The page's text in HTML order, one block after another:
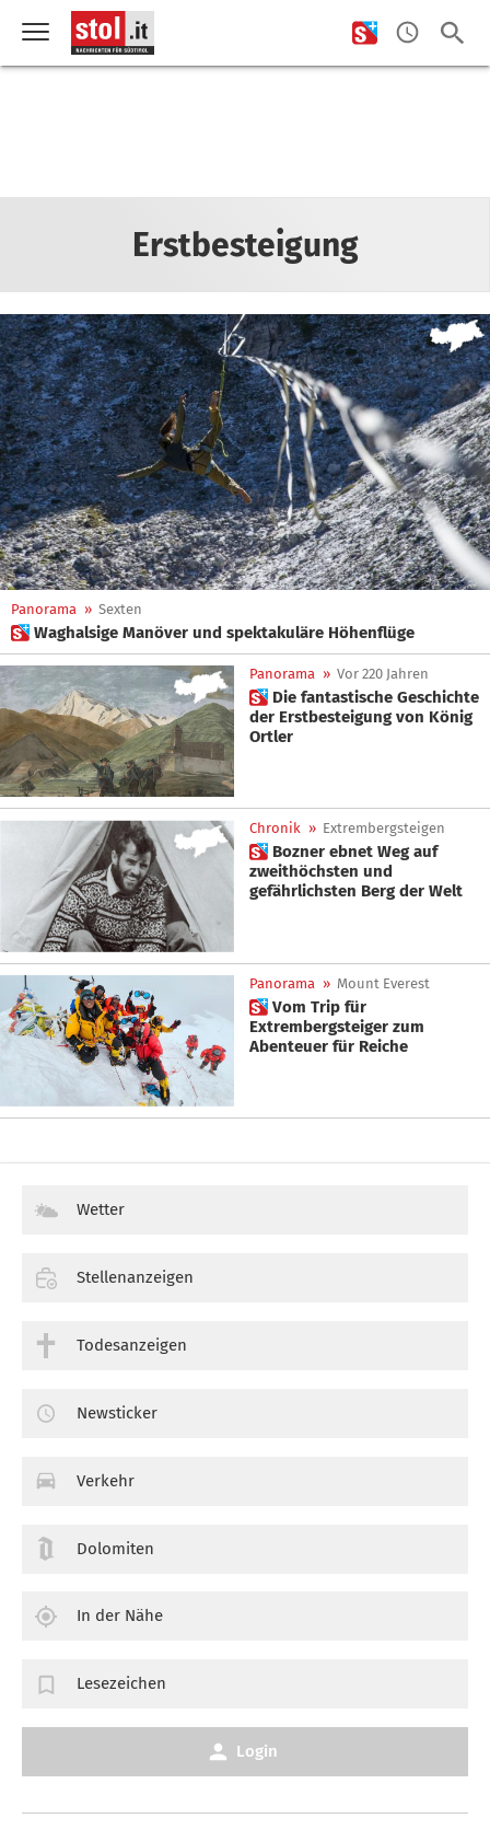
Erstbesteigung
Panorama » Sexten
 Waghalsige Manöver und spektakuläre Höhenflüge
Panorama » Vor 220 Jahren
 Die fantastische Geschichte
der Erstbesteigung von König
Ortler
Chronik » Extrembergsteigen
 Bozner ebnet Weg auf
zweithöchsten und
gefährlichsten Berg der Welt
Panorama » Mount Everest
 Vom Trip für
Extrembergsteiger zum
Abenteuer für Reiche
Wetter
Stellenanzeigen
Todesanzeigen
Newsticker
Verkehr
Dolomiten
In der Nähe
Lesezeichen
Login